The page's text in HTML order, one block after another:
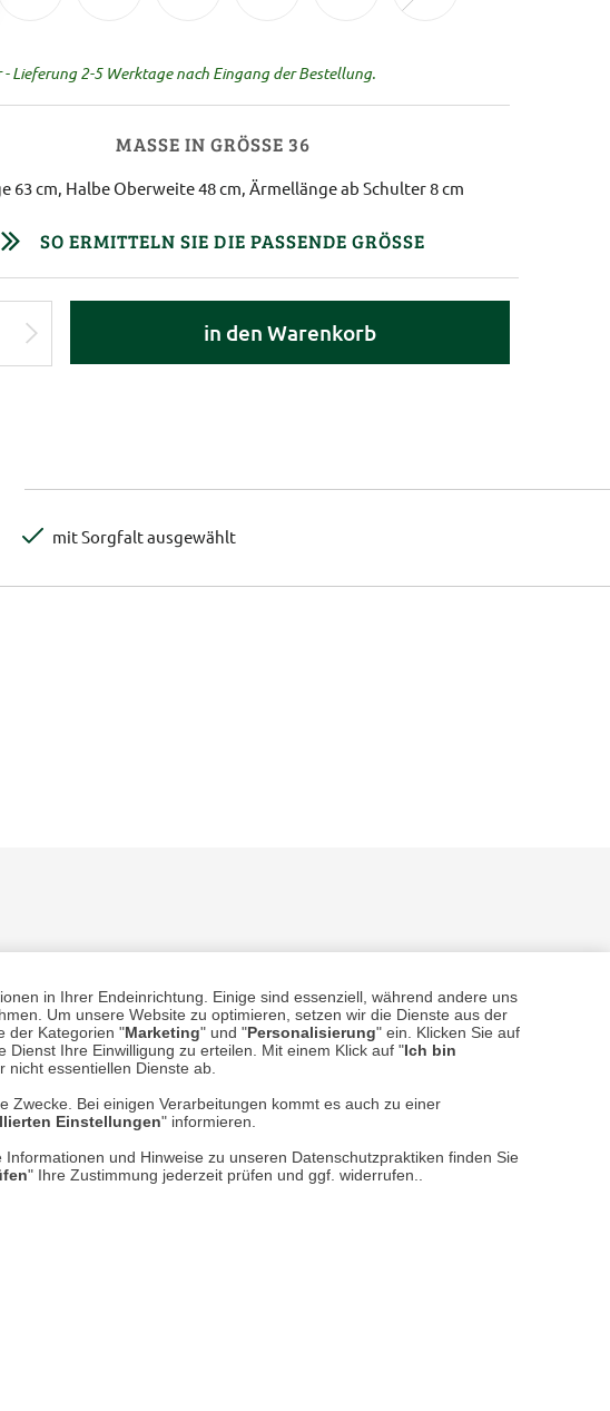
in Ihrer Endeinrichtung. Einige sind essenziell, während andere uns
Um unsere Website zu optimieren, setzen wir die Dienste aus der
der Kategorien "Marketing" und "Personalisierung" ein. Klicken Sie auf
Ihre Einwilligung zu erteilen. Mit einem Klick auf "Ich bin
nicht essentiellen Dienste ab.
Zwecke. Bei einigen Verarbeitungen kommt es auch zu einer
Einstellungen" informieren.
und Hinweise zu unseren Datenschutzpraktiken finden Sie
" Ihre Zustimmung jederzeit prüfen und ggf. widerrufen..
- Lieferung 2-5 Werktage nach Eingang der Bestellung.
MASSE IN GRÖSSE 36
63 cm, Halbe Oberweite 48 cm, Ärmellänge ab Schulter 8 cm
SO ERMITTELN SIE DIE PASSENDE GRÖSSE
in den Warenkorb
mit Sorgfalt ausgewählt
UnsereVersand- und Zahlungsarten